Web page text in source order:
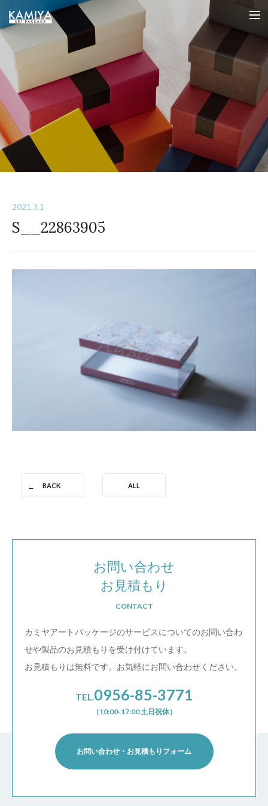
2021.3.1
S__22863905
BACK ALL
お問い合わせ
お見積もり
CONTACT
カミヤアートパッケージのサービスについてのお問い合わ
せや製品のお見積もりを受け付けています。
お見積もりは無料です。お気軽にお問い合わせください。
TEL.0956-85-3771
（10:00-17:00 土日祝休）
お問い合わせ・お見積もりフォーム